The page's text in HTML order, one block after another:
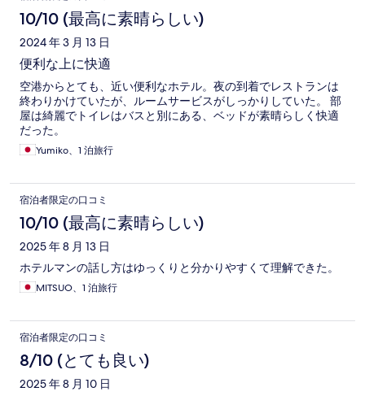
10/10 (最高に素晴らしい)
2024 年 3 月 13 日
便利な上に快適
空港からとても、近い便利なホテル。夜の到着でレストランは
終わりかけていたが、ルームサービスがしっかりしていた。 部
屋は綺麗でトイレはバスと別にある、ベッドが素晴らしく快適
だった。
Yumiko、1 泊旅行
宿泊者限定の口コミ
10/10 (最高に素晴らしい)
2025 年 8 月 13 日
ホテルマンの話し方はゆっくりと分かりやすくて理解できた。
MITSUO、1 泊旅行
宿泊者限定の口コミ
8/10 (とても良い)
2025 年 8 月 10 日